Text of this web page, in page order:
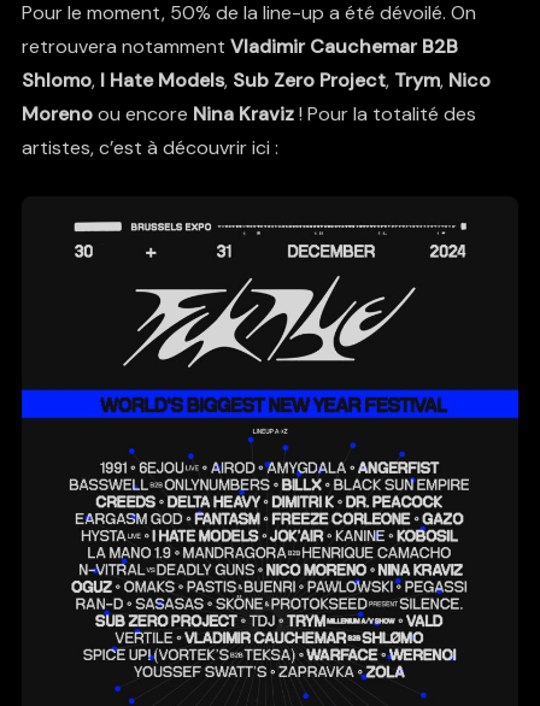
Pour le moment, 50% de la line-up a été dévoilé. On
retrouvera notamment Vladimir Cauchemar B2B
Shlomo, I Hate Models, Sub Zero Project, Trym, Nico
Morenoou encore Nina Kraviz! Pour la totalité des
artistes, c’est à découvrir ici :